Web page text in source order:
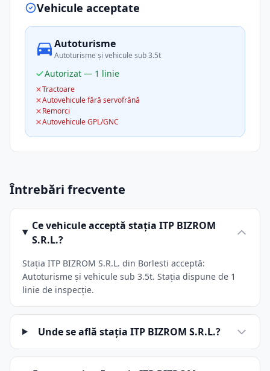
Vehicule acceptate
Autoturisme
Autoturisme și vehicule sub 3.5t
Autorizat — 1 linie
Tractoare
Autovehicule fără servofrână
Remorci
Autovehicule GPL/GNC
Întrebări frecvente
Ce vehicule acceptă stația ITP BIZROM
S.R.L.?
Stația ITP BIZROM S.R.L. din Borlesti acceptă:
Autoturisme și vehicule sub 3.5t. Stația dispune de 1
linie de inspecție.
Unde se află stația ITP BIZROM S.R.L.?